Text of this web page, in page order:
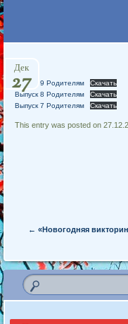
to
content
Дек
27
Выпуск 9 Родителям
Скачать
Выпуск 8 Родителям
Скачать
Выпуск 7 Родителям
Скачать
This entry was posted on
Post navigation
← «Новогодняя